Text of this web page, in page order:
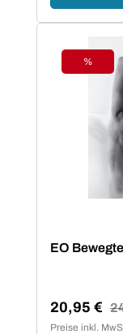
Rabatt
%
EO
20,95 €
Preise inkl.